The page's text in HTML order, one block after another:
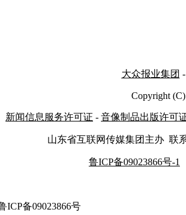
大众报业集团 -
Copyright
新闻信息服务许可证 - 音像制品出版许可
山东省互联网传媒集团主办 联
鲁ICP备09023866号-1
ICP备09023866号